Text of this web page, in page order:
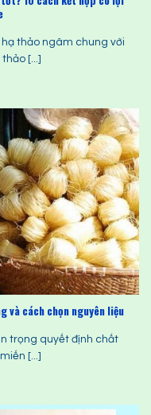
thảo ngâm chung với
[...]
và cách chọn nguyên liệu
trọng quyết định chất
[...]